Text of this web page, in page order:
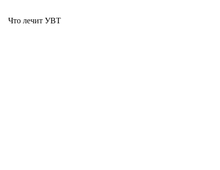
Что лечит УВТ